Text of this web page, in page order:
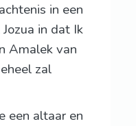
in een
in dat Ik
Amalek van
zal
een altaar en